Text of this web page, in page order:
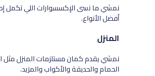
نمشي ما نسى الإكسسوارات اللي تكمل
أفضل الأنواع.
المنزل
نمشي يقدم كمان مستلزمات المنزل مثل
الحمام والحديقة والأكواب والمزيد.